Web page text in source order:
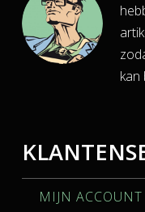
kan
MIJN ACCOUNT